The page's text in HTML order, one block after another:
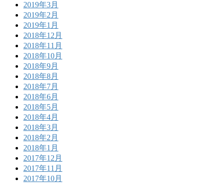
2019年3月
2019年2月
2019年1月
2018年12月
2018年11月
2018年10月
2018年9月
2018年8月
2018年7月
2018年6月
2018年5月
2018年4月
2018年3月
2018年2月
2018年1月
2017年12月
2017年11月
2017年10月